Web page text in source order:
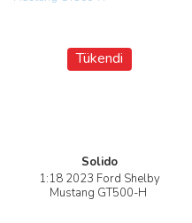
Tükendi
Solido
1:18 2023 Ford Shelby
Mustang GT500-H